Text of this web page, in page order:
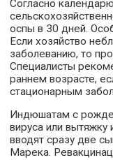
Согласно
оспы в 30 дней.
Если хозяйство
заболеванию, то
Специалисты
раннем возрасте,
стационарным
Индюшатам с
вируса или
вводят сразу две
Марека.